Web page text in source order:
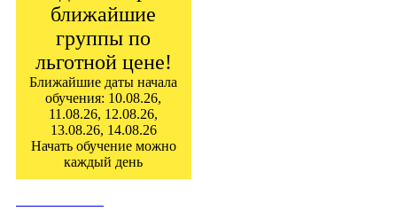
ближайшие
группы по
льготной цене!
Ближайшие даты начала
обучения: 10.08.26,
11.08.26, 12.08.26,
13.08.26, 14.08.26
Начать обучение можно
каждый день